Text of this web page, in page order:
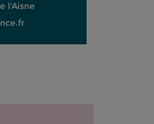
l'Aisne